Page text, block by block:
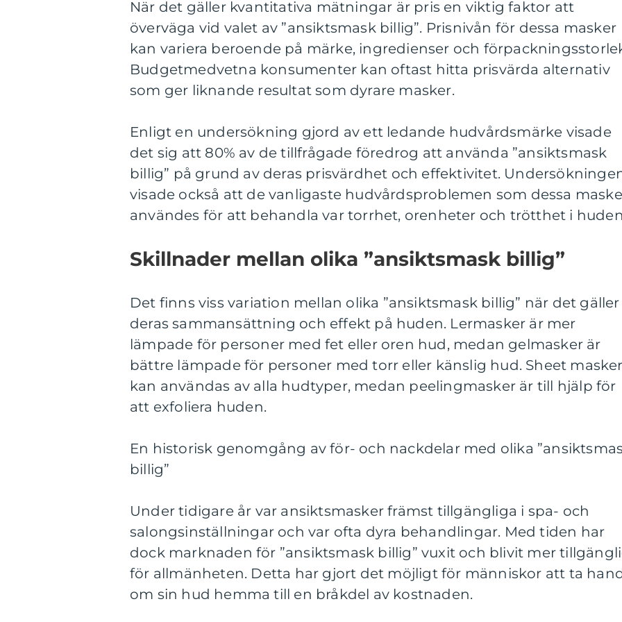
När det gäller kvantitativa mätningar är pris en viktig faktor att
överväga vid valet av ”ansiktsmask billig”. Prisnivån för dessa masker
kan variera beroende på märke, ingredienser och
Budgetmedvetna konsumenter kan oftast hitta prisvärda alternativ
som ger liknande resultat som dyrare masker.
Enligt en undersökning gjord av ett ledande hudvårdsmärke visade
det sig att 80% av de tillfrågade föredrog att använda ”ansiktsmask
billig” på grund av deras prisvärdhet och effektivitet.
visade också att de vanligaste hudvårdsproblemen som dessa
användes för att behandla var torrhet, orenheter och trötthet i
Skillnader mellan olika ”ansiktsmask billig”
Det finns viss variation mellan olika ”ansiktsmask billig” när det gäller
deras sammansättning och effekt på huden. Lermasker är mer
lämpade för personer med fet eller oren hud, medan gelmasker är
bättre lämpade för personer med torr eller känslig hud. Sheet masker
kan användas av alla hudtyper, medan peelingmasker är till hjälp för
att exfoliera huden.
En historisk genomgång av för- och nackdelar med olika
billig”
Under tidigare år var ansiktsmasker främst tillgängliga i spa- och
salongsinställningar och var ofta dyra behandlingar. Med tiden har
dock marknaden för ”ansiktsmask billig” vuxit och blivit mer
för allmänheten. Detta har gjort det möjligt för människor att ta
om sin hud hemma till en bråkdel av kostnaden.